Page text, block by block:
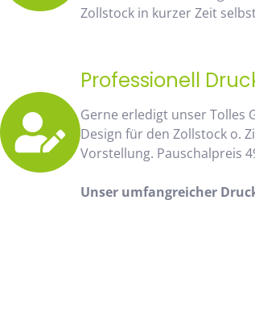
Zollstock in kurzer Zeit
Professionell
Gerne erledigt unser Tolles
Design für den Zollstock o.
Vorstellung. Pauschalpreis
Unser umfangreicher